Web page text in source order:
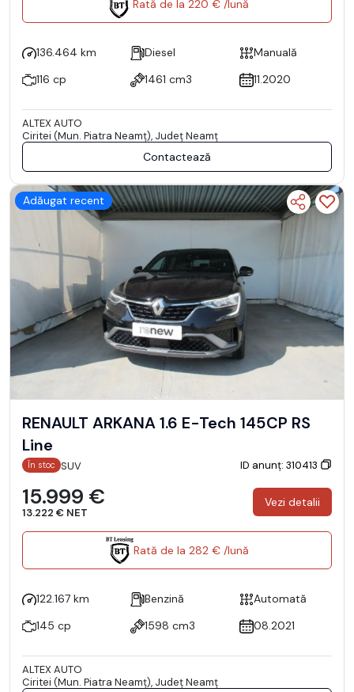
Rată de la 220 € /lună
136.464 km Diesel
Manuală
116 cp
1461 cm3 11.2020
ALTEX AUTO
Ciritei (Mun. Piatra Neamţ), Județ Neamţ
Contactează
Adăugat recent
RENAULT ARKANA 1.6 E-Tech 145CP RS
Line
În stoc SUV ID anunț: 310413
15.999 €
13.222 € NET
Vezi detalii
Rată de la 282 € /lună
122.167 km Benzină
Automată
145 cp
1598 cm3 08.2021
ALTEX AUTO
Ciritei (Mun. Piatra Neamţ), Județ Neamţ